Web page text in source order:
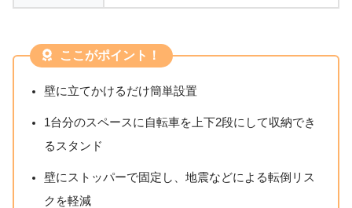
ここがポイント！
壁に立てかけるだけ簡単設置
1台分のスペースに自転車を上下2段にして収納でき
るスタンド
壁にストッパーで固定し、地震などによる転倒リス
クを軽減